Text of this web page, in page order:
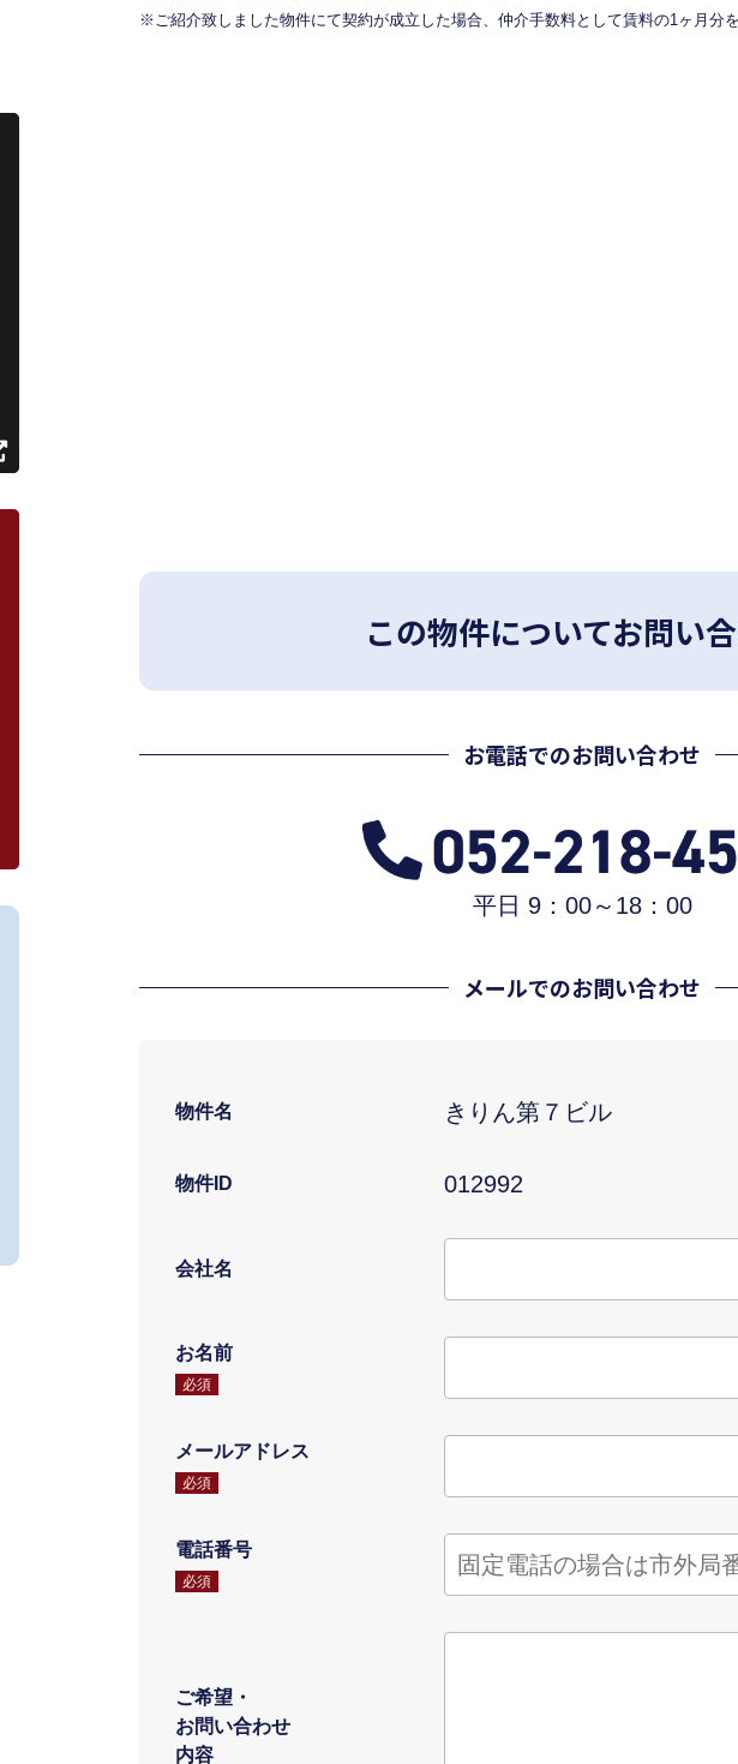
ご紹介致しました物件にて契約が成立した場合、仲介手数料として賃料の1ヶ月分
この物件についてお問い
お電話でのお問い合わせ
平日 9：00～18：00
メールでのお問い合わせ
物件名 きりん第７ビル
物件ID 012992
会社名
お名前
必須
メールアドレス
必須
電話番号
必須
ご希望・
お問い合わせ
内容